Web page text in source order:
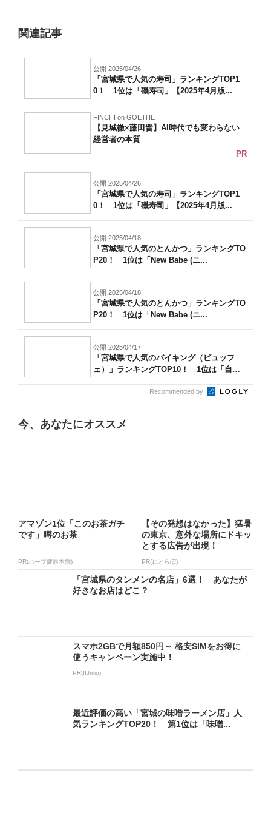
関連記事
公開 2025/04/26
「宮城県で人気の寿司」ランキングTOP1
0！ 1位は「磯寿司」【2025年4月版...
FINCHI on GOETHE
【見城徹×藤田晋】AI時代でも変わらない
経営者の本質
PR
公開 2025/04/26
「宮城県で人気の寿司」ランキングTOP1
0！ 1位は「磯寿司」【2025年4月版...
公開 2025/04/18
「宮城県で人気のとんかつ」ランキングTO
P20！ 1位は「New Babe (ニ...
公開 2025/04/18
「宮城県で人気のとんかつ」ランキングTO
P20！ 1位は「New Babe (ニ...
公開 2025/04/17
「宮城県で人気のバイキング（ビュッフ
ェ）」ランキングTOP10！ 1位は「自然
Recommended by
今、あなたにオススメ
アマゾン1位「このお茶ガチ
です」噂のお茶
PR(ハーブ健康本舗)
【その発想はなかった】猛暑
の東京、意外な場所にドキッ
とする広告が出現！
PR(ねとらぼ)
「宮城県のタンメンの名店」6選！ あなたが
好きなお店はどこ？
スマホ2GBで月額850円～ 格安SIMをお得に
使うキャンペーン実施中！
PR(IIJmio)
最近評価の高い「宮城の味噌ラーメン店」人
気ランキングTOP20！ 第1位は「味噌...